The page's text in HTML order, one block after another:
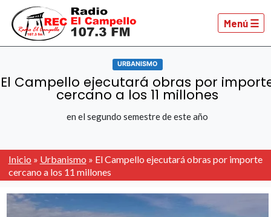
Menú ☰
URBANISMO
El Campello ejecutará obras por
cercano a los 11 millones
en el segundo semestre de este año
Inicio » Urbanismo » El Campello ejecutará obras por importe
cercano a los 11 millones